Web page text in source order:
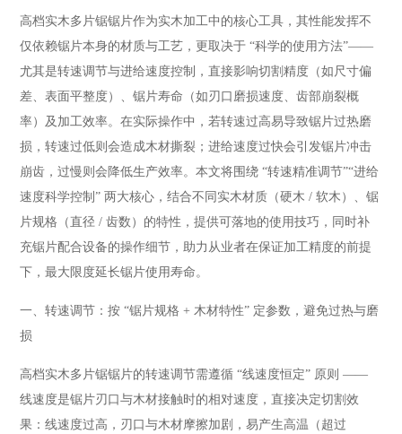
高档实木多片锯锯片作为实木加工中的核心工具，其性能发挥不
仅依赖锯片本身的材质与工艺，更取决于 “科学的使用方法”——
尤其是转速调节与进给速度控制，直接影响切割精度（如尺寸偏
差、表面平整度）、锯片寿命（如刃口磨损速度、齿部崩裂概
率）及加工效率。在实际操作中，若转速过高易导致锯片过热磨
损，转速过低则会造成木材撕裂；进给速度过快会引发锯片冲击
崩齿，过慢则会降低生产效率。本文将围绕 “转速精准调节”“进给
速度科学控制” 两大核心，结合不同实木材质（硬木 / 软木）、锯
片规格（直径 / 齿数）的特性，提供可落地的使用技巧，同时补
充锯片配合设备的操作细节，助力从业者在保证加工精度的前提
下，最大限度延长锯片使用寿命。
一、转速调节：按 “锯片规格 + 木材特性” 定参数，避免过热与磨
损
高档实木多片锯锯片的转速调节需遵循 “线速度恒定” 原则 ——
线速度是锯片刃口与木材接触时的相对速度，直接决定切割效
果：线速度过高，刃口与木材摩擦加剧，易产生高温（超过